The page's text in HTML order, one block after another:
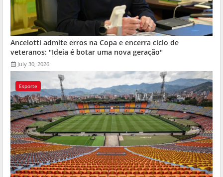
Ancelotti admite erros na Copa e encerra ciclo de
veteranos: "Ideia é botar uma nova geração"
July 30, 2026
Esporte